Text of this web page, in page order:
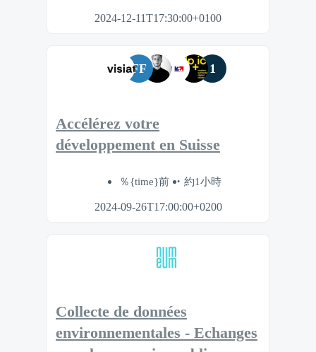
2024-12-11T17:30:00+0100
FF 1
Accélérez votre
développement en Suisse
％{time}前 約1小時
2024-09-26T17:00:00+0200
Collecte de données
environnementales - Echanges